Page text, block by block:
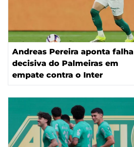
Andreas Pereira aponta falha
decisiva do Palmeiras em
empate contra o Inter